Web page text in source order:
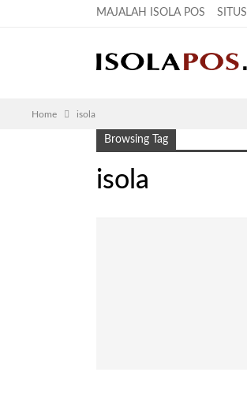
MAJALAH ISOLA POS SITUS
Home isola
Browsing Tag
isola